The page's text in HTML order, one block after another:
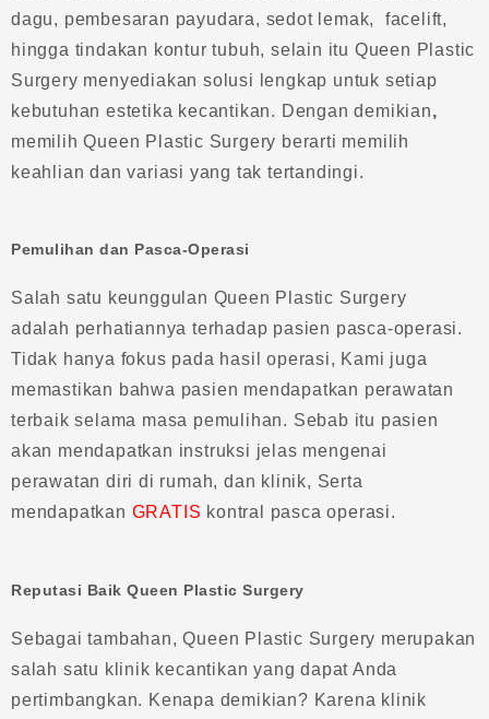
dagu, pembesaran payudara, sedot lemak, facelift,
hingga tindakan kontur tubuh, selain itu Queen Plastic
Surgery menyediakan solusi lengkap untuk setiap
kebutuhan estetika kecantikan. Dengan demikian,
memilih Queen Plastic Surgery berarti memilih
keahlian dan variasi yang tak tertandingi.
Pemulihan dan Pasca-Operasi
Salah satu keunggulan Queen Plastic Surgery
adalah perhatiannya terhadap pasien pasca-operasi.
Tidak hanya fokus pada hasil operasi, Kami juga
memastikan bahwa pasien mendapatkan perawatan
terbaik selama masa pemulihan. Sebab itu pasien
akan mendapatkan instruksi jelas mengenai
perawatan diri di rumah, dan klinik, Serta
mendapatkan GRATIS kontral pasca operasi.
Reputasi Baik Queen Plastic Surgery
Sebagai tambahan, Queen Plastic Surgery merupakan
salah satu klinik kecantikan yang dapat Anda
pertimbangkan. Kenapa demikian? Karena klinik